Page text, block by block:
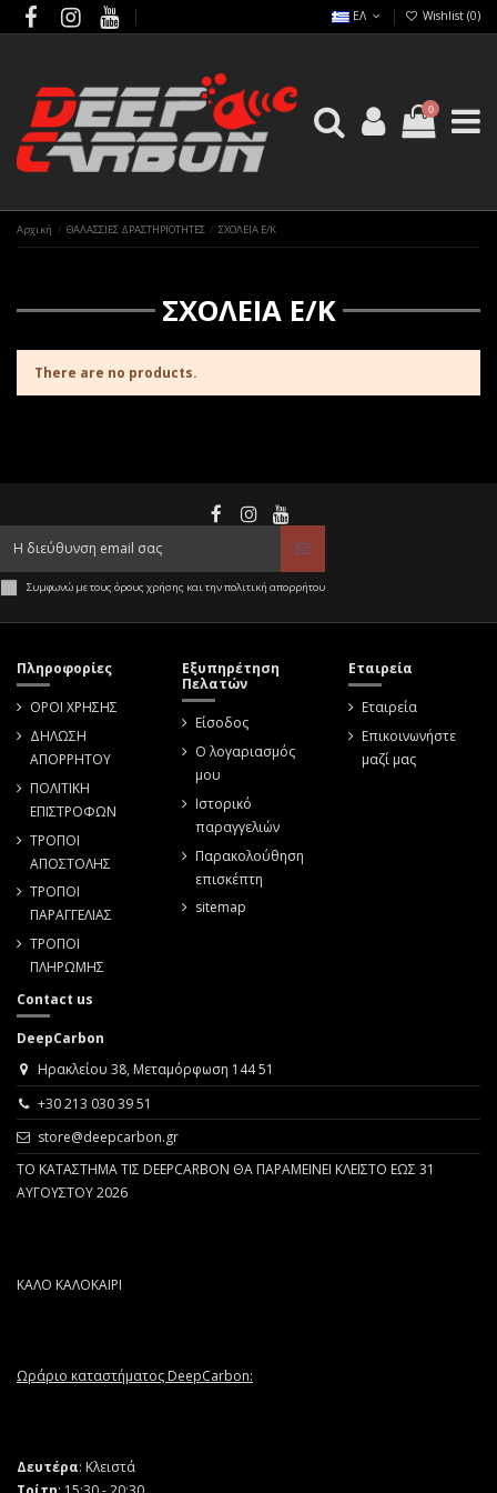
ΕΛ Wishlist (0)
0
Αρχική ΘΑΛΑΣΣΙΕΣ ΔΡΑΣΤΗΡΙΟΤΗΤΕΣ ΣΧΟΛΕΙΑ Ε/Κ
ΣΧΟΛΕΙΑ Ε/Κ
There are no products.
Συμφωνώ με τους όρους χρήσης και την πολιτική απορρήτου
Πληροφορίες
ΟΡΟΙ ΧΡΗΣΗΣ
ΔΗΛΩΣΗ
ΑΠΟΡΡΗΤΟΥ
ΠΟΛΙΤΙΚΗ
ΕΠΙΣΤΡΟΦΩΝ
ΤΡΟΠΟΙ
ΑΠΟΣΤΟΛΗΣ
ΤΡΟΠΟΙ
ΠΑΡΑΓΓΕΛΙΑΣ
ΤΡΟΠΟΙ
ΠΛΗΡΩΜΗΣ
Εξυπηρέτηση
Πελατών
Είσοδος
Ο λογαριασμός
μου
Ιστορικό
παραγγελιών
Παρακολούθηση
επισκέπτη
sitemap
Εταιρεία
Εταιρεία
Επικοινωνήστε
μαζί μας
Contact us
DeepCarbon
Ηρακλείου 38, Μεταμόρφωση 144 51
+30 213 030 39 51
store@deepcarbon.gr
ΤΟ ΚΑΤΑΣΤΗΜΑ ΤΙΣ DEEPCARBON ΘΑ ΠΑΡΑΜΕΙΝΕΙ ΚΛΕΙΣΤΟ ΕΩΣ 31
ΑΥΓΟΥΣΤΟΥ 2026
ΚΑΛΟ ΚΑΛΟΚΑΙΡΙ
Ωράριο καταστήματος DeepCarbon:
Δευτέρα: Κλειστά